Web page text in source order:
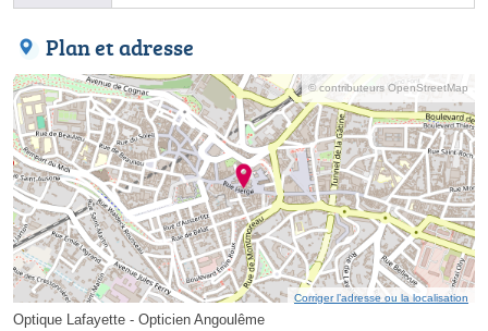
Plan et adresse
© contributeurs OpenStreetMap
Corriger l’adresse ou la localisation
Optique Lafayette - Opticien Angoulême